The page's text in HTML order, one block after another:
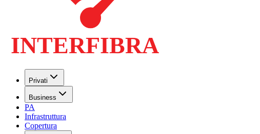
Privati
Business
PA
Infrastruttura
Copertura